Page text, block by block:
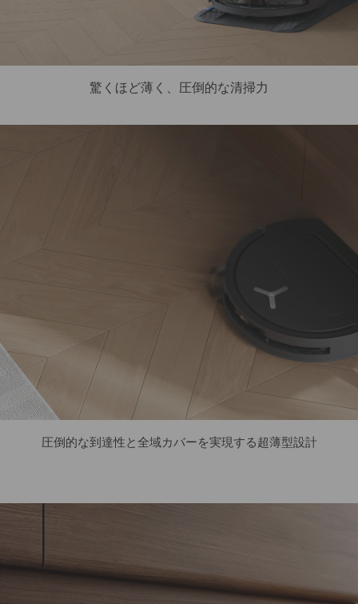
驚くほど薄く、圧倒的な清掃力
圧倒的な到達性と全域カバーを実現する超薄型設計